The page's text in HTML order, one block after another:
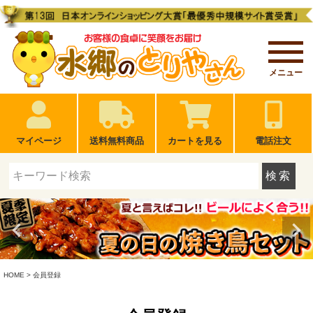
メニュー
マイページ 送料無料商品 カートを見る 電話注文
検索
HOME 会員登録